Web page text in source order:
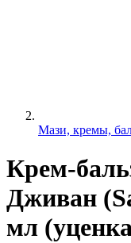
Мази, кремы,
Крем-
Дживан
мл